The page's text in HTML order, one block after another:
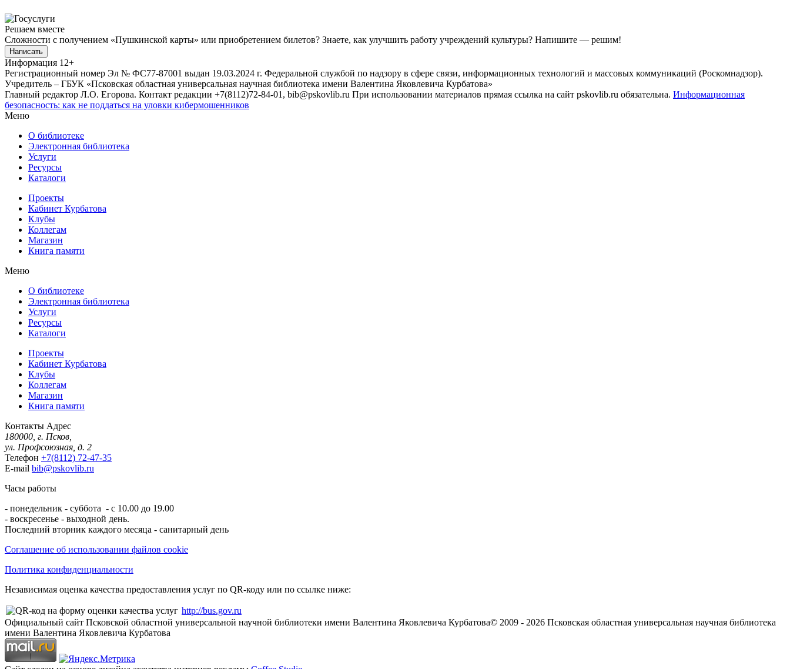
Решаем вместе
Сложности с получением «Пушкинской карты» или приобретением билетов? Знаете, как улучшить работу учреждений культуры? Напишите — решим!
Написать
Информация 12+
Регистрационный номер Эл № ФС77-87001 выдан 19.03.2024 г. Федеральной службой по надзору в сфере связи, информационных технологий и массовых коммуникаций (Роскомнадзор).
Учредитель – ГБУК «Псковская областная универсальная научная библиотека имени Валентина Яковлевича Курбатова»
Главный редактор Л.О. Егорова. Контакт редакции +7(8112)72-84-01, bib@pskovlib.ru При использовании материалов прямая ссылка на сайт pskovlib.ru обязательна. Информационная
безопасность: как не поддаться на уловки кибермошенников
Меню
О библиотеке
Электронная библиотека
Услуги
Ресурсы
Каталоги
Проекты
Кабинет Курбатова
Клубы
Коллегам
Магазин
Книга памяти
Меню
О библиотеке
Электронная библиотека
Услуги
Ресурсы
Каталоги
Проекты
Кабинет Курбатова
Клубы
Коллегам
Магазин
Книга памяти
Контакты Адрес
180000, г. Псков,
ул. Профсоюзная, д. 2
Телефон +7(8112) 72-47-35
E-mail bib@pskovlib.ru
Часы работы
- понедельник - суббота - с 10.00 до 19.00
- воскресенье - выходной день.
Последний вторник каждого месяца - санитарный день
Соглашение об использовании файлов cookie
Политика конфиденциальности
Независимая оценка качества предоставления услуг по QR-коду или по ссылке ниже:
http://bus.gov.ru
Официальный сайт Псковской областной универсальной научной библиотеки имени Валентина Яковлевича Курбатова© 2009 - 2026 Псковская областная универсальная научная библиотека
имени Валентина Яковлевича Курбатова